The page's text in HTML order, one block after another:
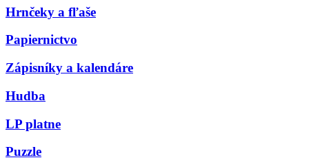
Hrnčeky a fľaše
Papiernictvo
Zápisníky a kalendáre
Hudba
LP platne
Puzzle